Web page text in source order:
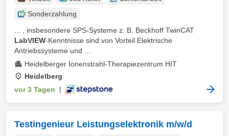
Sonderzahlung
... , insbesondere SPS-Systeme z. B. Beckhoff TwinCAT
LabVIEW-Kenntnisse sind von Vorteil Elektrische
Antriebssysteme und ...
Heidelberger Ionenstrahl-Therapiezentrum HIT
Heidelberg
vor 3 Tagen
Testingenieur Leistungselektronik m/w/d